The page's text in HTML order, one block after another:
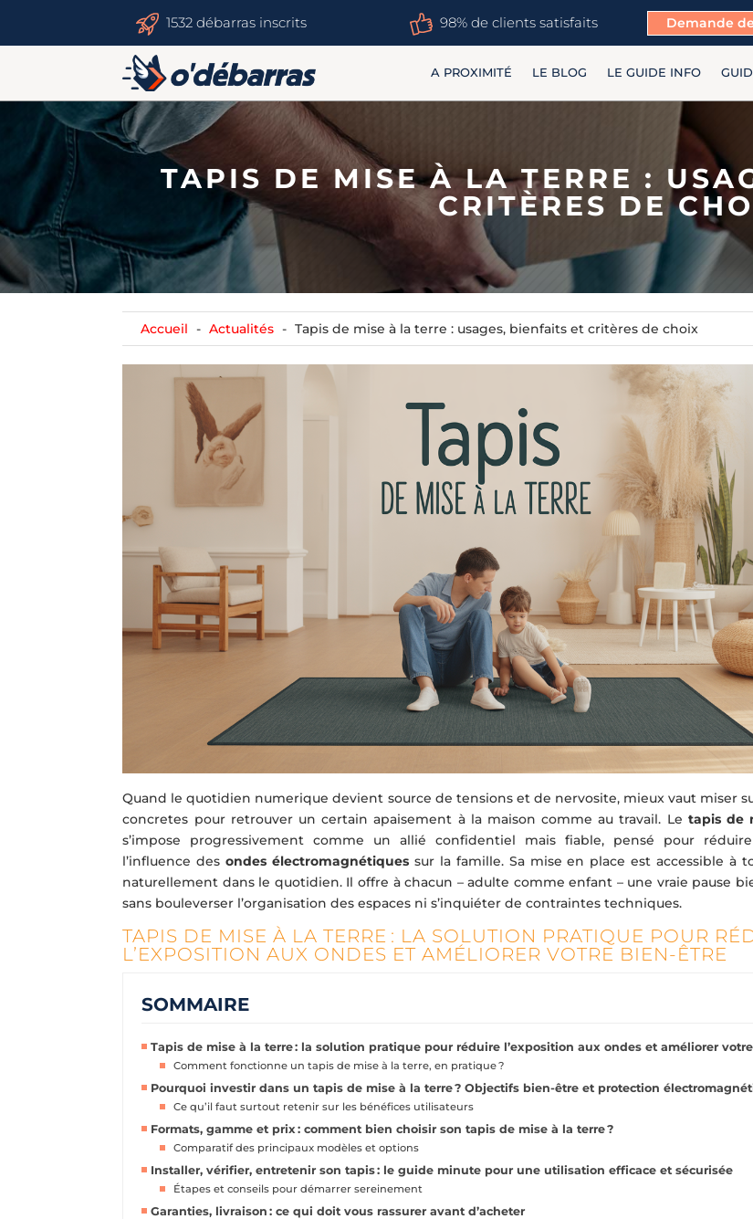
1532 débarras inscrits 98% de clients satisfaits Demande
A PROXIMITÉ LE BLOG LE GUIDE INFO
TAPIS DE MISE À LA TERRE :
CRITÈRES DE
Accueil Actualités Tapis de mise à la terre : usages, bienfaits et critères de choix
Quand le quotidien numerique devient source de tensions et de nervosite, mieux vaut miser
concretes pour retrouver un certain apaisement à la maison comme au travail. Le tapis de
s’impose progressivement comme un allié confidentiel mais fiable, pensé pour
l’influence desondes électromagnétiques sur la famille. Sa mise en place est accessible à
naturellement dans le quotidien. Il offre à chacun – adulte comme enfant – une vraie pause
sans bouleverser l’organisation des espaces ni s’inquiéter de contraintes techniques.
TAPIS DE MISE À LA TERRE : LA SOLUTION PRATIQUE POUR
L’EXPOSITION AUX ONDES ET AMÉLIORER VOTRE BIEN-ÊTRE
SOMMAIRE
Tapis de mise à la terre : la solution pratique pour réduire l’exposition aux ondes et améliorer
Comment fonctionne un tapis de mise à la terre, en pratique ?
Pourquoi investir dans un tapis de mise à la terre ? Objectifs bien-être et protection
Ce qu’il faut surtout retenir sur les bénéfices utilisateurs
Formats, gamme et prix : comment bien choisir son tapis de mise à la terre ?
Comparatif des principaux modèles et options
Installer, vérifier, entretenir son tapis : le guide minute pour une utilisation efficace et sécurisée
Étapes et conseils pour démarrer sereinement
Garanties, livraison : ce qui doit vous rassurer avant d’acheter